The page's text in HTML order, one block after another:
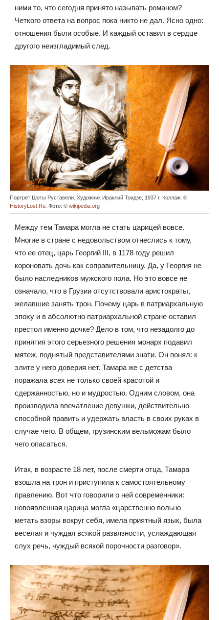
ними то, что сегодня принято называть романом?
Четкого ответа на вопрос пока никто не дал. Ясно одно:
отношения были особые. И каждый оставил в сердце
другого неизгладимый след.
Портрет Шоты Руставели. Художник Ираклий Тоидзе, 1937 г. Коллаж: ©
HistoryLost.Ru . Фото: © wikipedia.org
Между тем Тамара могла не стать царицей вовсе.
Многие в стране с недовольством отнеслись к тому,
что ее отец, царь Георгий III, в 1178 году решил
короновать дочь как соправительницу. Да, у Георгия не
было наследников мужского пола. Но это вовсе не
означало, что в Грузии отсутствовали аристократы,
желавшие занять трон. Почему царь в патриархальную
эпоху и в абсолютно патриархальной стране оставил
престол именно дочке? Дело в том, что незадолго до
принятия этого серьезного решения монарх подавил
мятеж, поднятый представителями знати. Он понял: к
элите у него доверия нет. Тамара же с детства
поражала всех не только своей красотой и
сдержанностью, но и мудростью. Одним словом, она
производила впечатление девушки, действительно
способной править и удержать власть в своих руках в
случае чего. В общем, грузинским вельможам было
чего опасаться.
Итак, в возрасте 18 лет, после смерти отца, Тамара
взошла на трон и приступила к самостоятельному
правлению. Вот что говорили о ней современники:
новоявленная царица могла «царственно вольно
метать взоры вокруг себя, имела приятный язык, была
веселая и чуждая всякой развязности, услаждающая
слух речь, чуждый всякой порочности разговор».